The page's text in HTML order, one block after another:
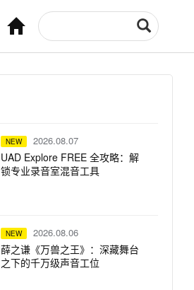
NEW 2026.08.07
UAD Explore FREE 全攻略：解
锁专业录音室混音工具
NEW 2026.08.06
薛之谦《万兽之王》：深藏舞台
之下的千万级声音工位